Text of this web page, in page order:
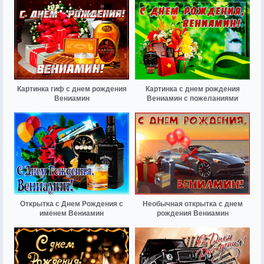
Картинка гиф с днем рождения
Вениамин
Картинка с днем рождения
Вениамин с пожеланиями
Открытка с Днем Рождения с
именем Вениамин
Необычная открытка с днем
рождения Вениамин